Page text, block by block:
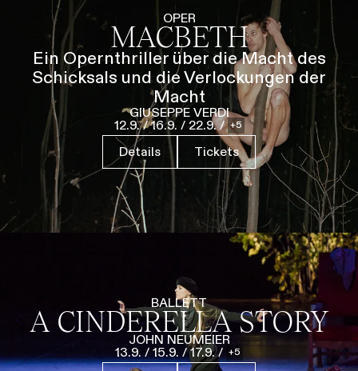
Führungen Jobs Kontakt
OPER
MACBETH
Ein Opernthriller über die Macht des
Schicksals und die Verlockungen der
Macht
GIUSEPPE VERDI
12.9. / 16.9. / 22.9. / 5
Details Tickets
BALLETT
A CINDERELLA STORY
JOHN NEUMEIER
13.9. / 15.9. / 17.9. / 5